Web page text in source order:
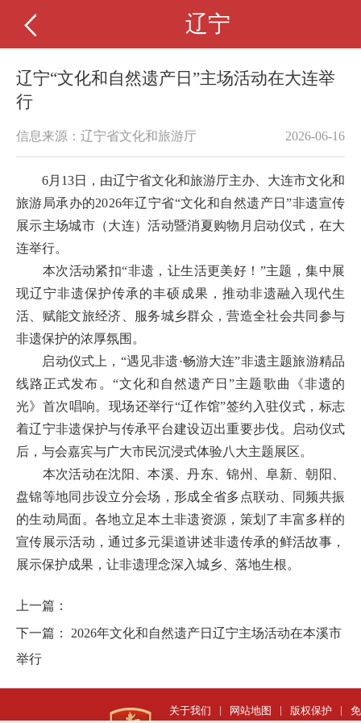
辽宁
辽宁“文化和自然遗产日”主场活动在大连举
行
信息来源：辽宁省文化和旅游厅 2026-06-16
6月13日，由辽宁省文化和旅游厅主办、大连市文化和
旅游局承办的2026年辽宁省“文化和自然遗产日”非遗宣传
展示主场城市（大连）活动暨消夏购物月启动仪式，在大
连举行。
本次活动紧扣“非遗，让生活更美好！”主题，集中展
现辽宁非遗保护传承的丰硕成果，推动非遗融入现代生
活、赋能文旅经济、服务城乡群众，营造全社会共同参与
非遗保护的浓厚氛围。
启动仪式上，“遇见非遗·畅游大连”非遗主题旅游精品
线路正式发布。“文化和自然遗产日”主题歌曲《非遗的
光》首次唱响。现场还举行“辽作馆”签约入驻仪式，标志
着辽宁非遗保护与传承平台建设迈出重要步伐。启动仪式
后，与会嘉宾与广大市民沉浸式体验八大主题展区。
本次活动在沈阳、本溪、丹东、锦州、阜新、朝阳、
盘锦等地同步设立分会场，形成全省多点联动、同频共振
的生动局面。各地立足本土非遗资源，策划了丰富多样的
宣传展示活动，通过多元渠道讲述非遗传承的鲜活故事，
展示保护成果，让非遗理念深入城乡、落地生根。
上一篇：
下一篇： 2026年文化和自然遗产日辽宁主场活动在本溪市
举行